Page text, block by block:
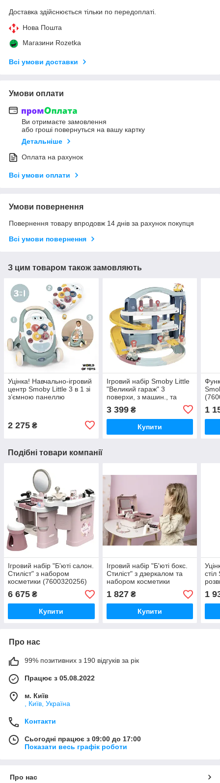
Доставка здійснюється тільки по передоплаті.
Нова Пошта
Магазини Rozetka
Всі умови доставки
Умови оплати
Ви отримаєте замовлення
або гроші повернуться на вашу картку
Детальніше
Оплата на рахунок
Всі умови оплати
Умови повернення
Повернення товару впродовж 14 днів за рахунок покупця
Всі умови повернення
З цим товаром також замовляють
Уцінка! Навчально-ігровий
центр Smoby Little 3 в 1 зі
з’ємною панеллю
2 275 ₴
Ігровий набiр Smoby Little
"Великий гараж" 3
поверхи, з машин., та
3 399₴
Купити
1
Подібні товари компанії
Ігровий набір "Б'юті салон.
Стиліст" з набором
косметики (7600320256)
6 675 ₴
Купити
Ігровий набір "Б'юті бокс.
Стиліст" з дзеркалом та
набором косметики
(7600320169)
1 827₴
Купити
1
Про нас
99% позитивних з 190 відгуків за рік
Працює з 05.08.2022
м. Київ
, Київ, Україна
Контакти
Сьогодні працює з 09:00 до 17:00
Показати весь графік роботи
Про нас